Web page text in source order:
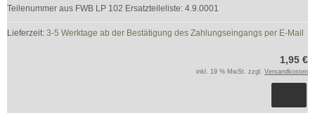
Teilenummer aus FWB LP 102 Ersatzteileliste: 4.9.0001
Lieferzeit: 3-5 Werktage ab der Bestätigung des Zahlungseingangs per E-Mail
1,95 €
inkl. 19 % MwSt. zzgl. Versandkosten